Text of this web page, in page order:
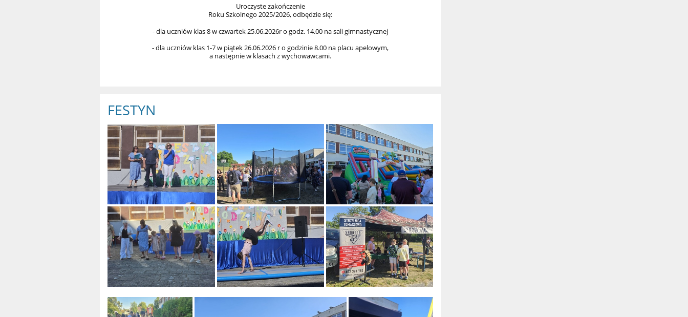
Uroczyste zakończenie
Roku Szkolnego 2025/2026, odbędzie się:
- dla uczniów klas 8 w czwartek 25.06.2026r o godz. 14.00 na sali gimnastycznej
- dla uczniów klas 1-7 w piątek 26.06.2026 r o godzinie 8.00 na placu apelowym,
a następnie w klasach z wychowawcami.
FESTYN